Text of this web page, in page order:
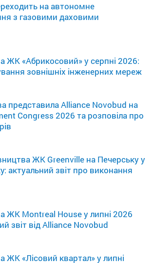
на автономне
з газовими даховими
ЖК «Абрикосовий» у серпні 2026:
зовнішніх інженерних мереж
представила Alliance Novobud на
Congress 2026 та розповіла про
ЖК Greenville на Печерську у
актуальний звіт про виконання
ЖК Montreal House у липні 2026
звіт від Alliance Novobud
ЖК «Лісовий квартал» у липні